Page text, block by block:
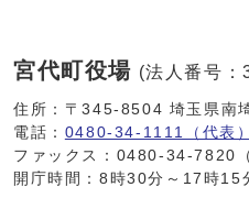
宮代町役場 (法人番号
住所：〒345-8504 埼玉県南
電話： 0480-34-1111（代表）
ファックス：0480-34-7820
開庁時間：8時30分～17時15